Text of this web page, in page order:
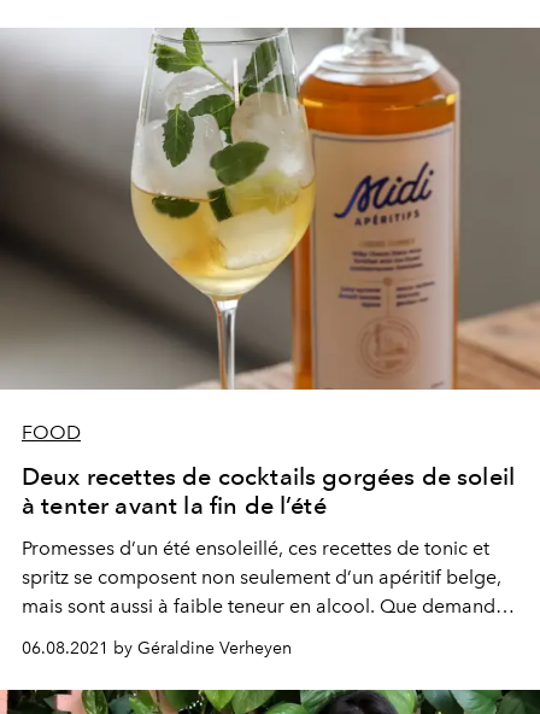
FOOD
Deux recettes de cocktails gorgées de soleil
à tenter avant la fin de l’été
Promesses d’un été ensoleillé, ces recettes de tonic et
spritz se composent non seulement d’un apéritif belge,
mais sont aussi à faible teneur en alcool. Que demander
06.08.2021 by Géraldine Verheyen